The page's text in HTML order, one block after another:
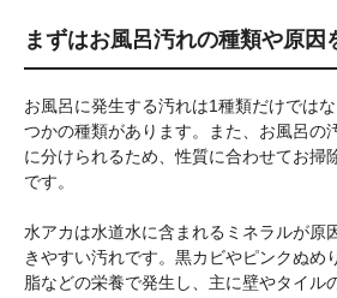
まずはお風呂汚れの種類や原因
お風呂に発生する汚れは1種類だけでは
つかの種類があります。また、お風呂の
に分けられるため、性質に合わせてお掃
です。
水アカは水道水に含まれるミネラルが原
きやすい汚れです。黒カビやピンクぬめ
脂などの栄養で発生し、主に壁やタイル